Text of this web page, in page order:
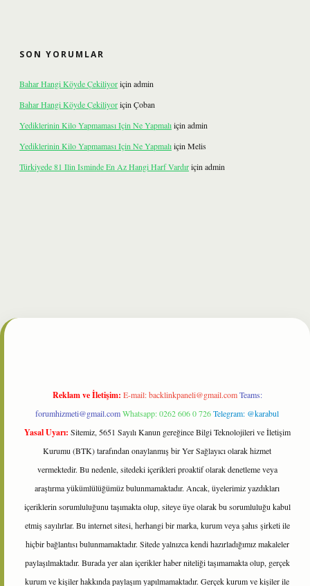
SON YORUMLAR
Bahar Hangi Köyde Çekiliyoriçin admin
Bahar Hangi Köyde Çekiliyoriçin Çoban
Yediklerinin Kilo Yapmaması Için Ne Yapmalıiçin admin
Yediklerinin Kilo Yapmaması Için Ne Yapmalıiçin Melis
Türkiyede 81 Ilin Isminde En Az Hangi Harf Vardıriçin admin
Reklam ve İletişim: E-mail:backlinkpaneli@gmail.com Teams:
forumhizmeti@gmail.comWhatsapp: 0262 606 0 726Telegram: @karabul
Yasal Uyarı: Sitemiz, 5651 Sayılı Kanun gereğince Bilgi Teknolojileri ve İletişim
Kurumu (BTK) tarafından onaylanmış bir Yer Sağlayıcı olarak hizmet
vermektedir. Bu nedenle, sitedeki içerikleri proaktif olarak denetleme veya
araştırma yükümlülüğümüz bulunmamaktadır. Ancak, üyelerimiz yazdıkları
içeriklerin sorumluluğunu taşımakta olup, siteye üye olarak bu sorumluluğu kabul
etmiş sayılırlar. Bu internet sitesi, herhangi bir marka, kurum veya şahıs şirketi ile
hiçbir bağlantısı bulunmamaktadır. Sitede yalnızca kendi hazırladığımız makaleler
paylaşılmaktadır. Burada yer alan içerikler haber niteliği taşımamakta olup, gerçek
kurum ve kişiler hakkında paylaşım yapılmamaktadır. Gerçek kurum ve kişiler ile